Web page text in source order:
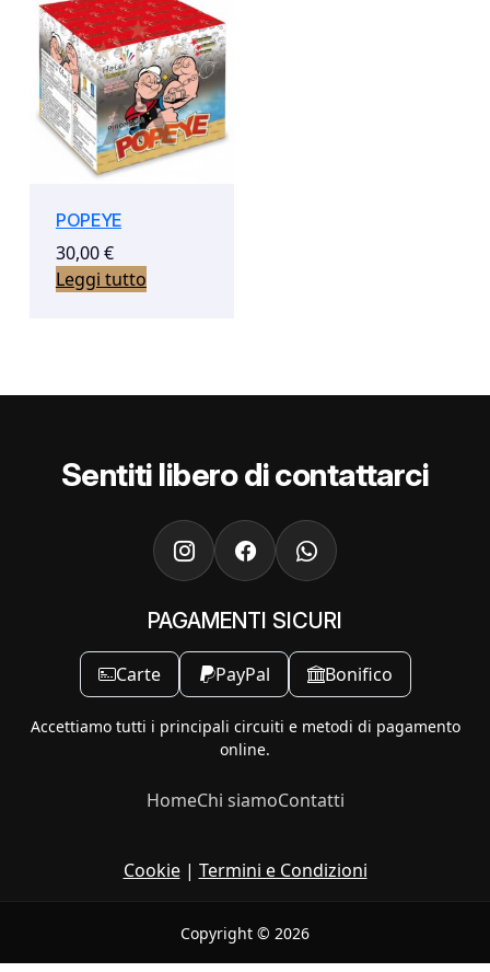
POPEYE
30,00€
Leggi tutto
Sentiti libero di contattarci
PAGAMENTI SICURI
Carte PayPal Bonifico
Accettiamo tutti i principali circuiti e metodi di pagamento
online.
HomeChi siamoContatti
Cookie| Termini e Condizioni
Copyright © 2026